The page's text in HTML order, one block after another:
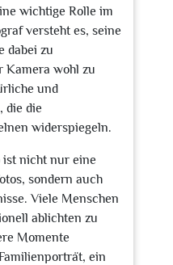
wichtige Rolle im
versteht es, seine
dabei zu
Kamera wohl zu
und
die die
widerspiegeln.
ist nicht nur eine
sondern auch
Viele Menschen
ablichten zu
Momente
ein